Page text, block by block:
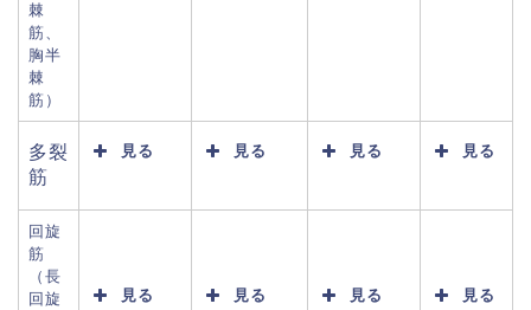
棘
筋、
胸半
棘
筋）
多裂
筋
見る 見る 見る 見る
回旋
筋
（長
回旋
見る 見る 見る 見る